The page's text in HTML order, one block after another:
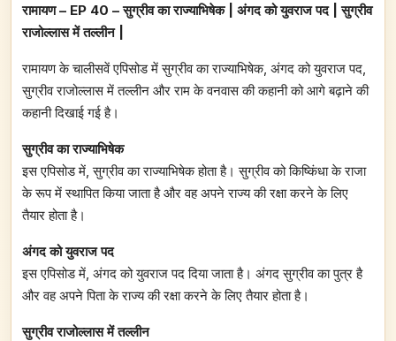
रामायण – EP 40 – सुग्रीव का राज्याभिषेक | अंगद को युवराज पद | सुग्रीव
राजोल्लास में तल्लीन |
रामायण के चालीसवें एपिसोड में सुग्रीव का राज्याभिषेक, अंगद को युवराज पद,
सुग्रीव राजोल्लास में तल्लीन और राम के वनवास की कहानी को आगे बढ़ाने की
कहानी दिखाई गई है।
सुग्रीव का राज्याभिषेक
इस एपिसोड में, सुग्रीव का राज्याभिषेक होता है। सुग्रीव को किष्किंधा के राजा
के रूप में स्थापित किया जाता है और वह अपने राज्य की रक्षा करने के लिए
तैयार होता है।
अंगद को युवराज पद
इस एपिसोड में, अंगद को युवराज पद दिया जाता है। अंगद सुग्रीव का पुत्र है
और वह अपने पिता के राज्य की रक्षा करने के लिए तैयार होता है।
सुग्रीव राजोल्लास में तल्लीन